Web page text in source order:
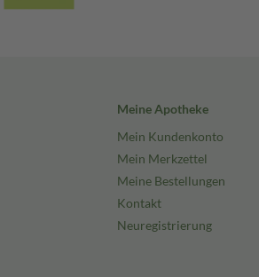
Meine Apotheke
Mein Kundenkonto
Mein Merkzettel
Meine Bestellungen
Kontakt
Neuregistrierung